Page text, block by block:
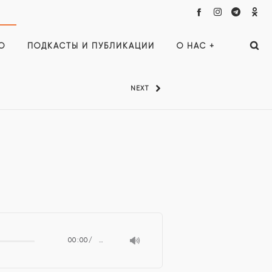
ПОДКАСТЫ И ПУБЛИКАЦИИ О НАС +
NEXT
00:00 …